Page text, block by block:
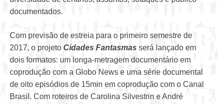
documentados.
Com previsão de estreia para o primeiro semestre de
2017, o projeto Cidades Fantasmas será lançado em
dois formatos: um longa-metragem documentário em
coprodução com a Globo News e uma série documental
de oito episódios de 15min em coprodução com o Canal
Brasil. Com roteiros de Carolina Silvestrin e André